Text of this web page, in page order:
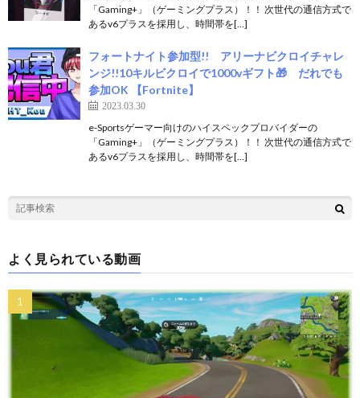
「Gaming+」（ゲーミングプラス）！！ 次世代の通信方式で
あるv6プラスを採用し、時間帯を[…]
フォートナイト参加型!! アリーナビクロイチャレ
ンジ!!10キルビクロイで1000vギフト🎁 だれでも
参加OK 【Fortnite】
2023.03.30
e-Sportsゲーマー向けのハイスペックプロバイダーの
「Gaming+」（ゲーミングプラス）！！ 次世代の通信方式で
あるv6プラスを採用し、時間帯を[…]
よく見られている動画